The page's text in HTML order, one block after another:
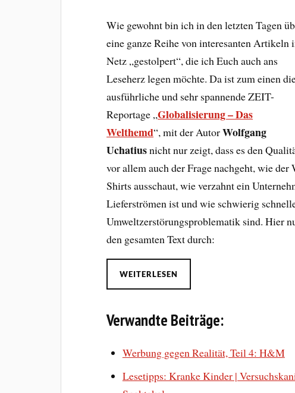
Wie gewohnt bin ich in den letzten Tagen
eine ganze Reihe von interesanten Artikeln
Netz „gestolpert“, die ich Euch auch ans
Leseherz legen möchte. Da ist zum einen
ausführliche und sehr spannende ZEIT-
Reportage „Globalisierung – Das
Welthemd“, mit der AutorWolfgang
Uchatiusnicht nur zeigt, dass es den
vor allem auch der Frage nachgeht, wie
Shirts ausschaut, wie verzahnt ein
Lieferströmen ist und wie schwierig
Umweltzerstörungsproblematik sind. Hier
den gesamten Text durch:
WEITERLESEN
Verwandte Beiträge:
Werbung gegen Realität, Teil 4: H&M
Lesetipps: Kranke Kinder |